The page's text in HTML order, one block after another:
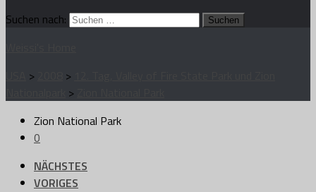
Suchen nach:
> >
>
Zion National Park
0
NÄCHSTES
VORIGES